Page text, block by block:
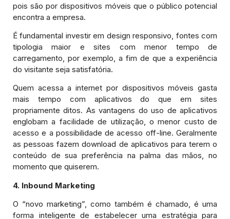
pois são por dispositivos móveis que o público potencial
encontra a empresa.
É fundamental investir em design responsivo, fontes com
tipologia maior e sites com menor tempo de
carregamento, por exemplo, a fim de que a experiência
do visitante seja satisfatória.
Quem acessa a internet por dispositivos móveis gasta
mais tempo com aplicativos do que em sites
propriamente ditos. As vantagens do uso de aplicativos
englobam a facilidade de utilização, o menor custo de
acesso e a possibilidade de acesso off-line. Geralmente
as pessoas fazem download de aplicativos para terem o
conteúdo de sua preferência na palma das mãos, no
momento que quiserem.
4. Inbound Marketing
O “novo marketing”, como também é chamado, é uma
forma inteligente de estabelecer uma estratégia para